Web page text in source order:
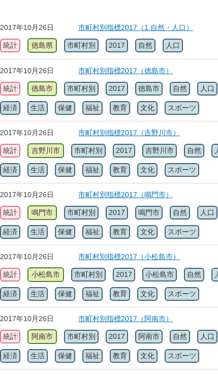
2017年10月26日
市町村別指標2017（1.自然・人口）
統計 徳島県 市町村別 2017 自然 人口
2017年10月26日 市町村別指標2017（徳島市）
統計 徳島市 市町村別 2017 徳島市 自然 人口
経済 生活 保健 福祉 教育 文化 スポーツ
2017年10月26日 市町村別指標2017（吉野川市）
統計 吉野川市 市町村別 2017 吉野川市 自然
経済 生活 保健 福祉 教育 文化 スポーツ
2017年10月26日 市町村別指標2017（鳴門市）
統計 鳴門市 市町村別 2017 鳴門市 自然 人口
経済 生活 保健 福祉 教育 文化 スポーツ
2017年10月26日 市町村別指標2017（小松島市）
統計 小松島市 市町村別 2017 小松島市 自然
経済 生活 保健 福祉 教育 文化 スポーツ
2017年10月26日 市町村別指標2017（阿南市）
統計 阿南市 市町村別 2017 阿南市 自然 人口
経済 生活 保健 福祉 教育 文化 スポーツ